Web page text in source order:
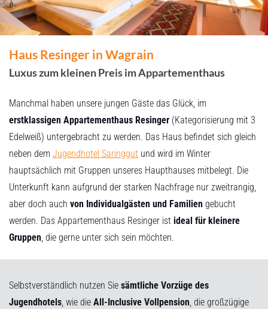
Haus Resinger in Wagrain
Luxus zum kleinen Preis im Appartementhaus
Manchmal haben unsere jungen Gäste das Glück, im
erstklassigen Appartementhaus Resinger (Kategorisierung mit 3
Edelweiß) untergebracht zu werden. Das Haus befindet sich gleich
neben dem Jugendhotel Saringgut und wird im Winter
hauptsächlich mit Gruppen unseres Haupthauses mitbelegt. Die
Unterkunft kann aufgrund der starken Nachfrage nur zweitrangig,
aber doch auch von Individualgästen und Familien gebucht
werden. Das Appartementhaus Resinger ist ideal für kleinere
Gruppen , die gerne unter sich sein möchten.
Selbstverständlich nutzen Sie sämtliche Vorzüge des
Jugendhotels , wie die All-Inclusive Vollpension , die großzügige